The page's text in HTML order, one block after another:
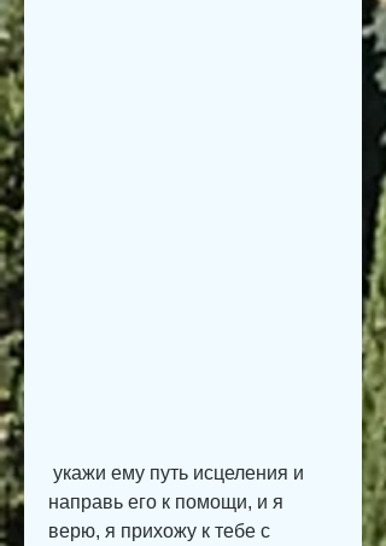
направь его к помощи, и я
верю, я прихожу к тебе с